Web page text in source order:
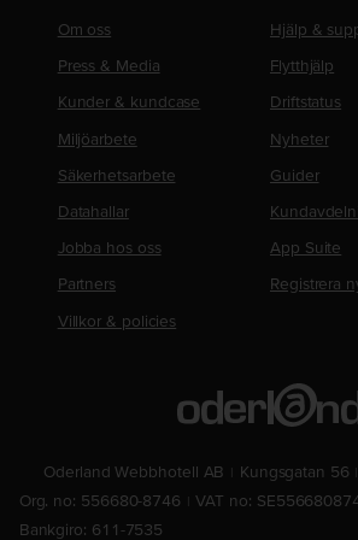
Om oss
Press & Media
Kunder & kundcase
Miljöarbete
Säkerhetsarbete
Datahallar
Jobba hos oss
Partners
Villkor & policies
Hjälp &
Flytthjälp
Driftstatus
Nyheter
Guider
App Suite
Registrera
Oderland Webbhotell AB Kungsgatan 56
Org. no: 556680-8746
VAT no:
Bankgiro: 611-7535